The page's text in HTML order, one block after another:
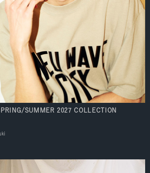
SUMMER 2027 COLLECTION